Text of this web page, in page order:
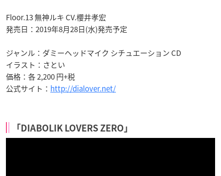
Floor.13 無神ルキ CV.櫻井孝宏
発売日：2019年8月28日(水)発売予定
ジャンル：ダミーヘッドマイク シチュエーション CD
イラスト：さとい
価格：各 2,200 円+税
公式サイト： http://dialover.net/
「DIABOLIK LOVERS ZERO」